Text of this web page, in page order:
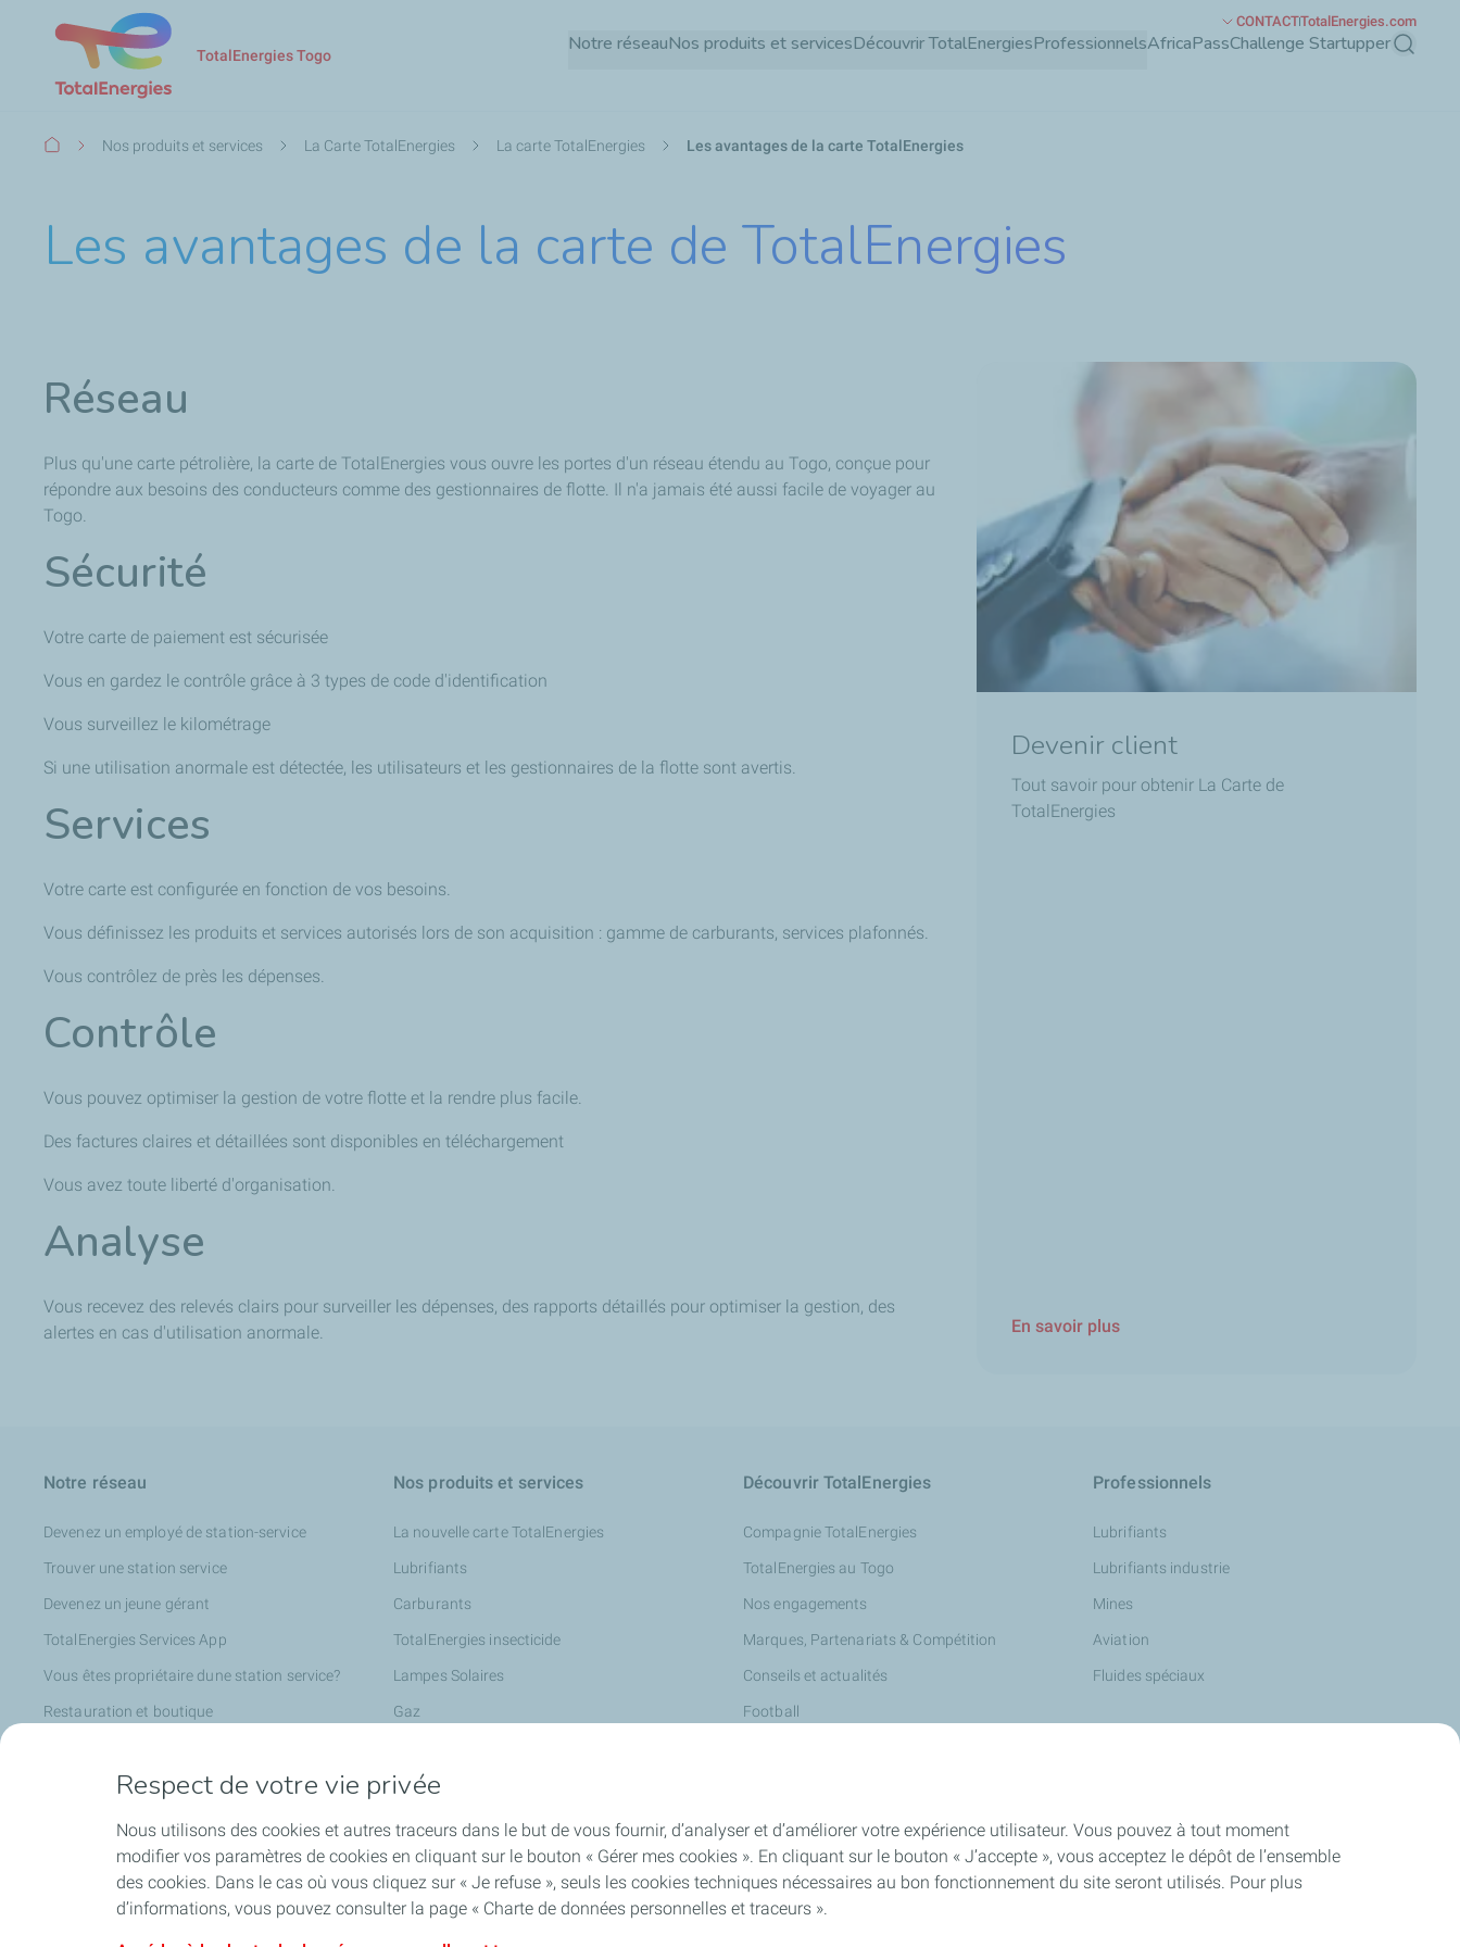
Aller
TotalEnergies Togo Notre réseauNos produits et servicesDécouvrir TotalEnergiesProfessionnelsAfricaPassChallenge Startupper
CONTACTTotalEnergies.com
Fil
Nos produits et services La Carte TotalEnergies La carte TotalEnergies Les avantages de la carte TotalEnergies
Les avantages de la carte de TotalEnergies
Réseau
Plus qu'une carte pétrolière, la carte de TotalEnergies vous ouvre les portes d'un réseau étendu au Togo, conçue pour
répondre aux besoins des conducteurs comme des gestionnaires de flotte. Il n'a jamais été aussi facile de voyager au
Togo
Sécurité
Votre carte de paiement est sécurisée
Vous en gardez le contrôle grâce à 3 types de code d'identification
Vous surveillez le kilométrage
Si une utilisation anormale est détectée, les utilisateurs et les gestionnaires de la flotte sont avertis.
Services
Votre carte est configurée en fonction de vos besoins.
Vous définissez les produits et services autorisés lors de son acquisition : gamme de carburants, services plafonnés.
Vous contrôlez de près les dépenses.
Contrôle
Vous pouvez optimiser la gestion de votre flotte et la rendre plus facile.
Des factures claires et détaillées sont disponibles en téléchargement
Vous avez toute liberté d'organisation.
Analyse
Vous recevez des relevés clairs pour surveiller les dépenses, des rapports détaillés pour optimiser la gestion, des
alertes en cas d'utilisation anormale.
Devenir client
Tout savoir pour obtenir La Carte de
TotalEnergies
En savoir plus
Notre réseau
Devenez un employé de station-service
Trouver une station service
Devenez un jeune gérant
TotalEnergies Services App
Vous êtes propriétaire dune station service?
Restauration et boutique
Lavage et entretien automobile
Nos produits et services
La nouvelle carte TotalEnergies
Lubrifiants
Carburants
TotalEnergies insecticide
Lampes Solaires
Gaz
Découvrir TotalEnergies
Compagnie TotalEnergies
TotalEnergies au Togo
Nos engagements
Marques, Partenariats & Compétition
Conseils et actualités
Football
Professionnels
Lubrifiants
Lubrifiants industrie
Mines
Aviation
Fluides spéciaux
AfricaPass Challenge Startupper
Respect de votre vie privée
Nous utilisons des cookies et autres traceurs dans le but de vous fournir, d’analyser et d’améliorer votre expérience utilisateur. Vous pouvez à tout moment
modifier vos paramètres de cookies en cliquant sur le bouton « Gérer mes cookies ». En cliquant sur le bouton « J’accepte », vous acceptez le dépôt de l’ensemble
des cookies. Dans le cas où vous cliquez sur « Je refuse », seuls les cookies techniques nécessaires au bon fonctionnement du site seront utilisés. Pour plus
d’informations, vous pouvez consulter la page « Charte de données personnelles et traceurs ».